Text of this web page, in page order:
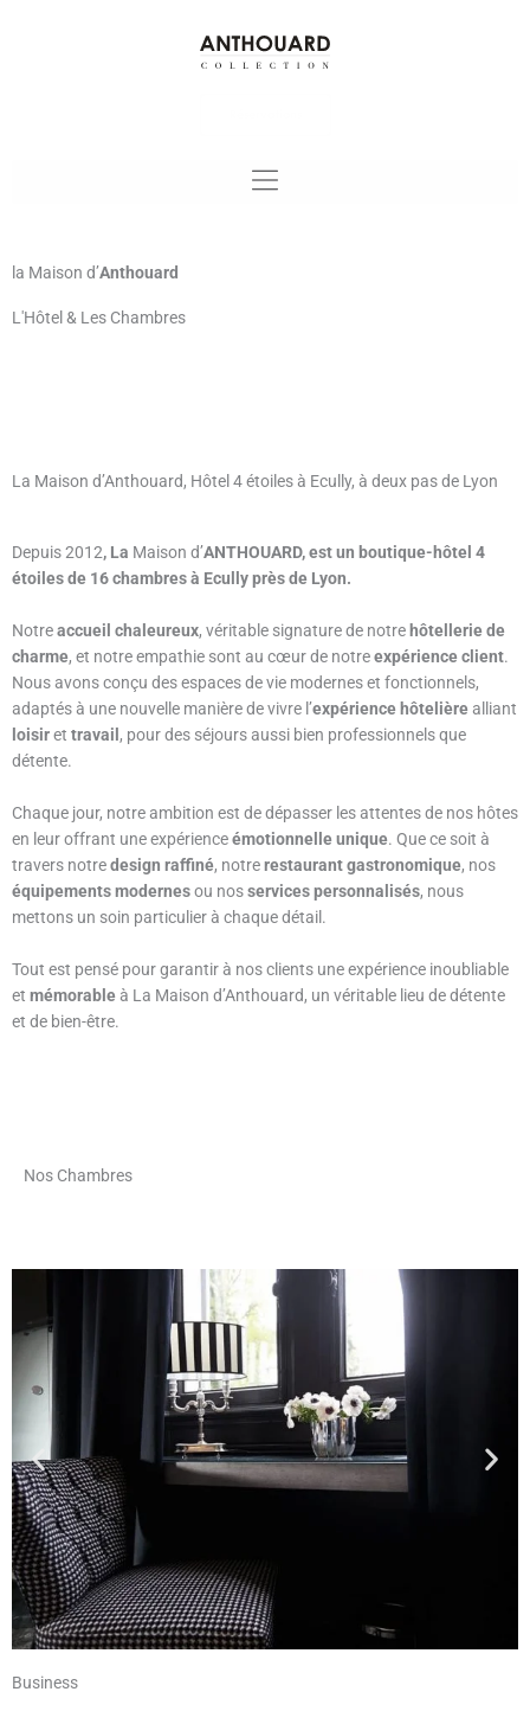
la Maison d’Anthouard
L'Hôtel & Les Chambres
La Maison d’Anthouard, Hôtel 4 étoiles à Ecully, à deux pas de Lyon
Depuis 2012, La Maison d’ANTHOUARD, est un boutique-hôtel 4
étoilesde 16 chambresà Ecully près de Lyon.
Notreaccueil chaleureux, véritable signature de notre hôtellerie de
charme, et notre empathie sont au cœur de notreexpérience client.
Nous avons conçu des espaces de vie modernes et fonctionnels,
adaptés à une nouvelle manière de vivre l’expérience hôtelièrealliant
loisiret travail , pour des séjours aussi bien professionnels que
détente.
Chaque jour, notre ambition est de dépasser les attentes de nos hôtes
en leur offrant une expérienceémotionnelle unique. Que ce soit à
travers notredesign raffiné, notrerestaurant gastronomique, nos
équipements modernesou nosservices personnalisés, nous
mettons un soin particulier à chaque détail.
Tout est pensé pour garantir à nos clients une expérience inoubliable
et mémorableà La Maison d’Anthouard, un véritable lieu de détente
et de bien-être.
Nos Chambres
Business